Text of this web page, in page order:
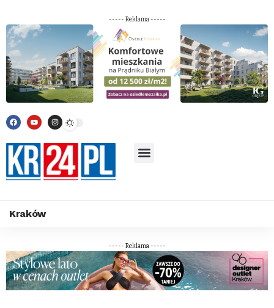
----- Reklama -----
Kraków
----- Reklama -----